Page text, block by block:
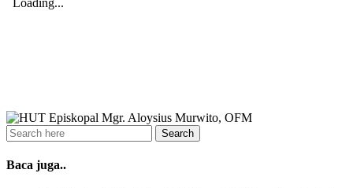
Baca juga..